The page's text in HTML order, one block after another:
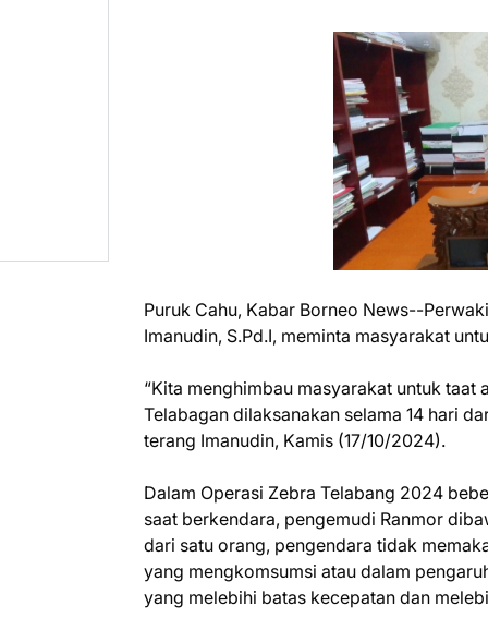
Puruk Cahu, Kabar Borneo News--
Imanudin, S.Pd.I, meminta masyarakat
“Kita menghimbau masyarakat untuk
Telabagan dilaksanakan selama 14 hari
terang Imanudin, Kamis (17/10/2024).
Dalam Operasi Zebra Telabang 2024
saat berkendara, pengemudi Ranmor
dari satu orang, pengendara tidak
yang mengkomsumsi atau dalam
yang melebihi batas kecepatan dan